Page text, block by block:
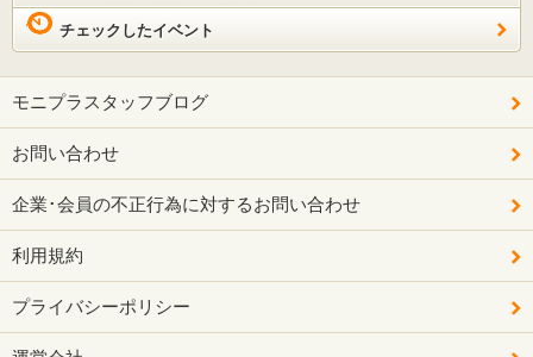
チェックしたイベント
モニプラスタッフブログ
お問い合わせ
企業･会員の不正行為に対するお問い合わせ
利用規約
プライバシーポリシー